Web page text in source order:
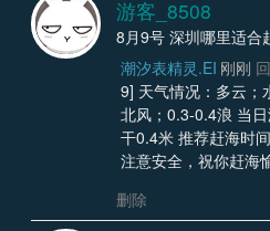
游客_8508
8月9号 深圳哪里适合
潮汐表精灵.EI 刚刚
9] 天气情况：多云；
北风；0.3-0.4浪 当
干0.4米 推荐赶海时
注意安全，祝你赶海
删除